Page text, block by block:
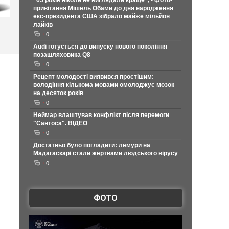
привітання Мішель Обами до дня народження
екс-президента США зібрало майже мільйон
лайків
0
Audi готується до випуску нового покоління
позашляховика Q8
0
Рецепт молодості виявився простішим:
володіння кількома мовами омолоджує мозок
на десяток років
0
Неймар влаштував конфлікт після перемоги
"Сантоса". ВІДЕО
0
Достатньо було погладити: лемури на
Мадагаскарі стали жертвами людського вірусу
0
ФОТО